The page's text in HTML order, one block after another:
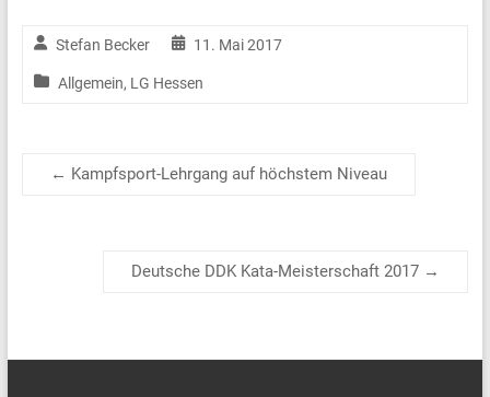
Stefan Becker 11. Mai 2017
Allgemein, LG Hessen
← Kampfsport-Lehrgang auf höchstem Niveau
Deutsche DDK Kata-Meisterschaft 2017 →